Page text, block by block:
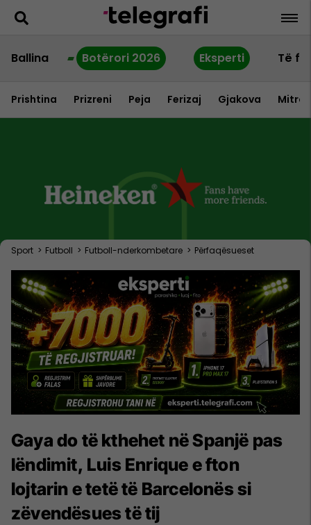
Ballina Botërori 2026 Eksperti Të
Prishtina Prizreni Peja Ferizaj Gjakova
Sport > Futboll > Futboll-nderkombetare > Përfaqësueset
Gaya do të kthehet në Spanjë pas
lëndimit, Luis Enrique e fton
lojtarin e tetë të Barcelonës si
zëvendësues të tij